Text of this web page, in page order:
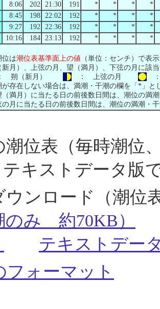
8:06 202 21:30 191 * * *
*
8:45 198 22:02 192 * * *
*
9:27 192 22:36 192 * * *
*
10:16 184 23:13 192 * * *
*
は潮位表基準面上の値 （単位：センチ）で表
月）、上弦の月、望（満月）、下弦の月に該
朔（新月）
： 上弦の月
存在しない場合は、満潮・干潮の欄を「*」と
満月）に当たる日の前後数日間は、潮位の満
に当たる日の前後数日間は、潮位の満潮・干
潮位表（毎時潮位
テキストデータ版
ウンロード（潮
のみ 約70KB）
テキストデー
フォーマット